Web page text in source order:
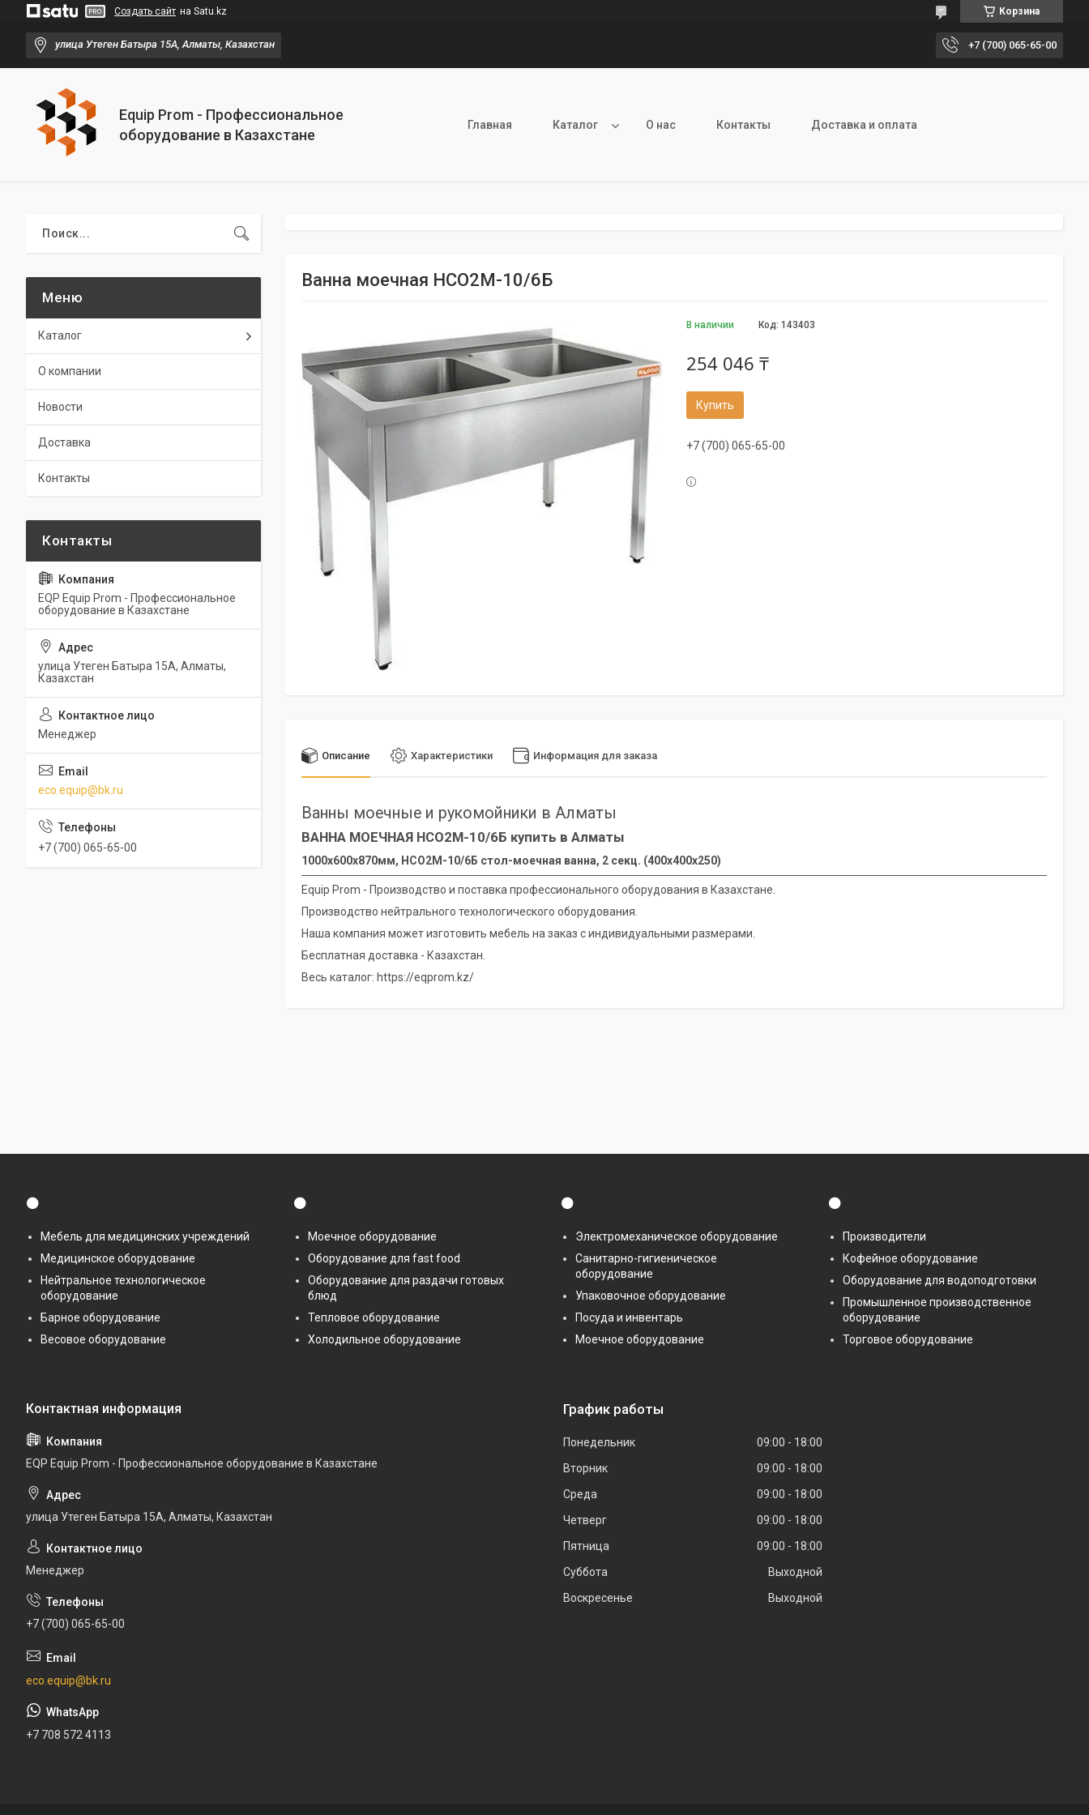
Создать сайт на Satu.kz Корзина
улица Утеген Батыра 15А, Алматы, Казахстан +7 (700) 065-65-00
Equip Prom - Профессиональное
оборудование в Казахстане
Главная Каталог О нас Контакты Доставка и оплата
Ванна моечная НСО2М-10/6Б
В наличии Код: 143403
254 046 ₸
Купить
+7 (700) 065-65-00
Описание Характеристики Информация для заказа
Ванны моечные и рукомойники в Алматы
ВАННА МОЕЧНАЯ НСО2М-10/6Б купить в Алматы
1000х600х870мм, НСО2М-10/6Б стол-моечная ванна, 2 секц. (400х400х250)
Equip Prom - Производство и поставка профессионального оборудования в Казахстане.
Производство нейтрального технологического оборудования.
Наша компания может изготовить мебель на заказ с индивидуальными размерами.
Бесплатная доставка - Казахстан.
Весь каталог: https://eqprom.kz/
Каталог
О компании
Новости
Доставка
Контакты
EQP Equip Prom - Профессиональное
оборудование в Казахстане
улица Утеген Батыра 15А, Алматы,
Казахстан
Менеджер
eco.equip@bk.ru
+7 (700) 065-65-00
⚫
Мебель для медицинских учреждений
Медицинское оборудование
Нейтральное технологическое
оборудование
Барное оборудование
Весовое оборудование
⚫
Моечное оборудование
Оборудование для fast food
Оборудование для раздачи готовых
блюд
Тепловое оборудование
Холодильное оборудование
⚫
Электромеханическое оборудование
Санитарно-гигиеническое
оборудование
Упаковочное оборудование
Посуда и инвентарь
Моечное оборудование
⚫
Производители
Кофейное оборудование
Оборудование для водоподготовки
Промышленное производственное
оборудование
Торговое оборудование
EQP Equip Prom - Профессиональное оборудование в Казахстане
улица Утеген Батыра 15А, Алматы, Казахстан
Менеджер
+7 (700) 065-65-00
eco.equip@bk.ru
+7 708 572 4113
График работы
Понедельник 09:00
18:00
Вторник
09:00
18:00
Среда
09:00
18:00
Четверг
09:00
18:00
Пятница
09:00
18:00
Суббота
Выходной
Воскресенье
Выходной